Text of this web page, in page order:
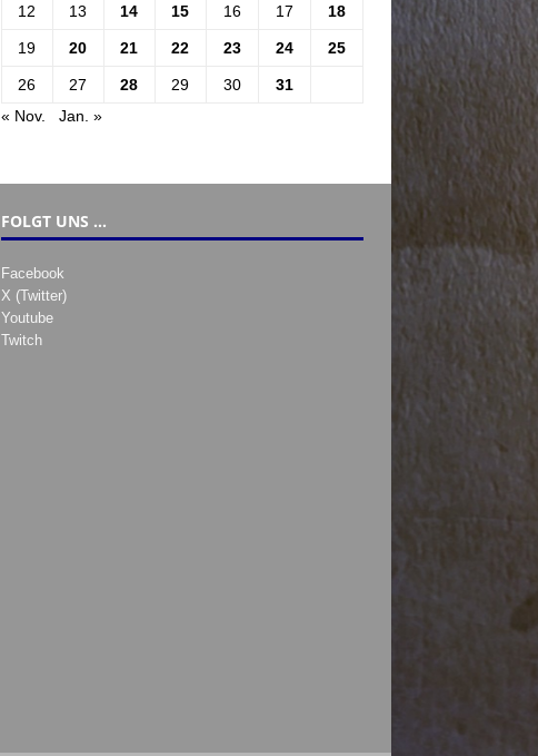
12 13 14 15 16 17 18
19 20 21 22 23 24 25
26 27 28 29 30
31
« Nov.
Jan. »
FOLGT UNS …
Facebook
X (Twitter)
Youtube
Twitch